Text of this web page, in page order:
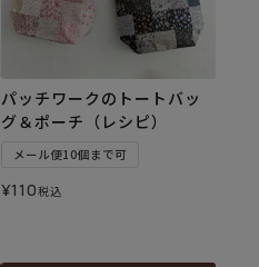
パッチワークのトートバッ
グ＆ポーチ（レシピ）
メール便10個まで可
¥110税込